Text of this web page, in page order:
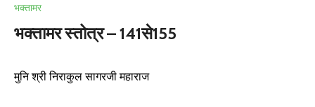
भक्तामर
भक्तामर स्तोत्र – 141से155
मुनि श्री निराकुल सागरजी महाराज